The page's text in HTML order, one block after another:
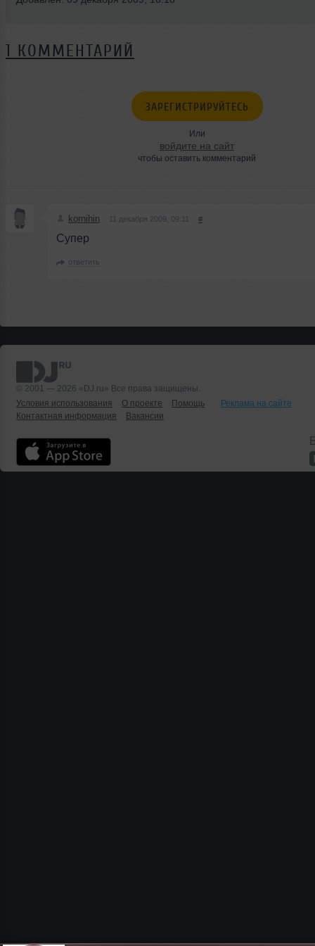
1 КОММЕНТАРИЙ
ЗАРЕГИСТРИРУЙТЕСЬ
Или
войдите на сайт
чтобы оставить комментарий
kornihin 11 декабря 2009, 09:11 #
Супер
ответить
© 2001 — 2026 «DJ.ru» Все права защищены.
Условия использования
О проекте Помощь
Реклама на сайте
Контактная информация
Вакансии